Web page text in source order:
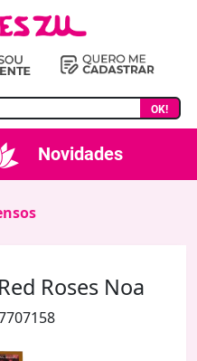
OK!
Novidades
Roses Noa